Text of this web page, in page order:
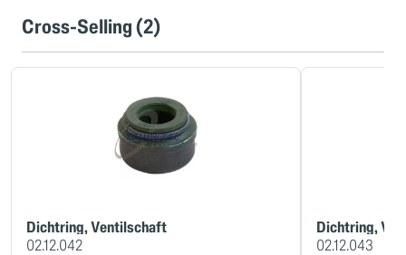
Cross-Selling (2)
Dichtring, Ventilschaft
02.12.042
Dichtring,
02.12.043